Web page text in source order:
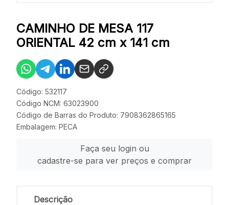
CAMINHO DE MESA 117
ORIENTAL 42 cm x 141 cm
Código: 532117
Código NCM: 63023900
Código de Barras do Produto: 7908362865165
Embalagem: PECA
Faça seu login ou
cadastre-se para ver preços e comprar
Descrição